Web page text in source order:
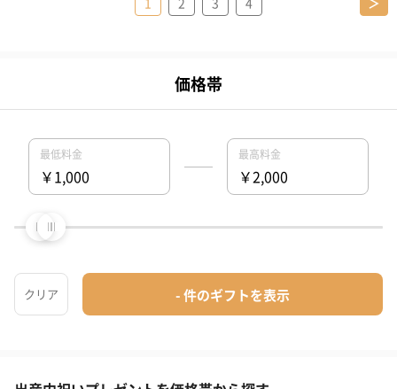
出産内祝いプレゼントの人気特集
TANPのギフトマナー講座